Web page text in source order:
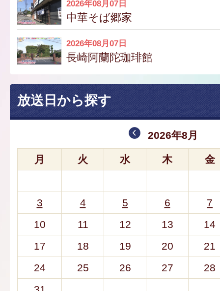
2026年08月07日
中華そば郷家
2026年08月07日
長崎阿蘭陀珈琲館
放送日から探す
2026年8月
月 火 水 木 金
3 4 5 6
7
10
11 12 13
14
17
18 19 20
21
24
25 26 27
28